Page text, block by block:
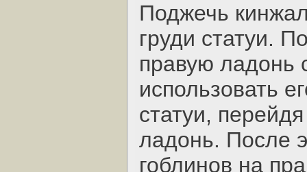
Поджечь
груди статуи.
правую ладонь
использовать
статуи,
ладонь. После
гоблинов на